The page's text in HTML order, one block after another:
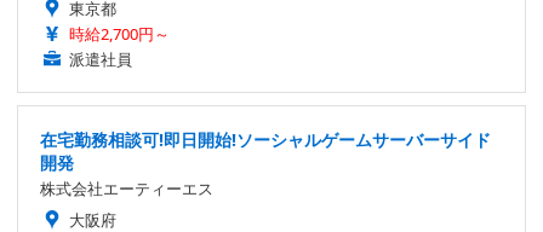
東京都
時給2,700円～
派遣社員
在宅勤務相談可!即日開始!ソーシャルゲームサーバーサイド
開発
株式会社エーティーエス
大阪府